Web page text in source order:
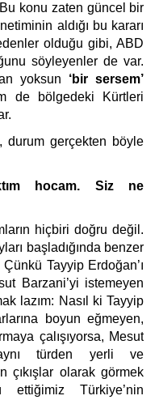
konu zaten güncel bir
olduğu gibi, ABD
söyleyenler de var.
yoksun ‘bir sersem’
de bölgedeki Kürtleri
durum gerçekten böyle
hocam. Siz ne
hiçbiri doğru değil.
başladığında benzer
Tayyip Erdoğan’ı
Barzani’yi istemeyen
lazım: Nasıl ki Tayyip
boyun eğmeyen,
çalışıyorsa, Mesut
aynı türden yerli ve
çıkışlar olarak görmek
Türkiye’nin